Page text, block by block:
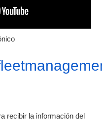
recibir la información del